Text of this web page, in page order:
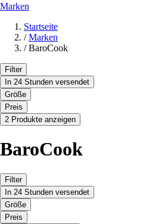
Marken
Startseite
/ Marken
/ BaroCook
Filter
In 24 Stunden versendet
Größe
Preis
2 Produkte anzeigen
BaroCook
Filter
In 24 Stunden versendet
Größe
Preis